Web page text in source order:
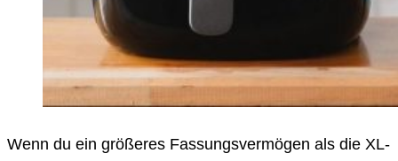
Wenn du ein größeres Fassungsvermögen als die XL-